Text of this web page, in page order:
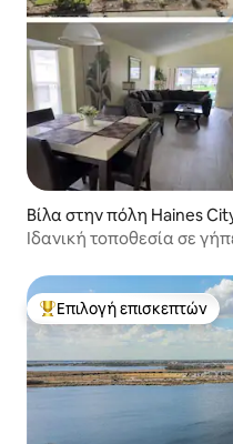
Βίλα στην πόλη Haines
Ιδανική τοποθεσία σε
Κορυφαία επιλογή
Επιλογή επισκεπτών